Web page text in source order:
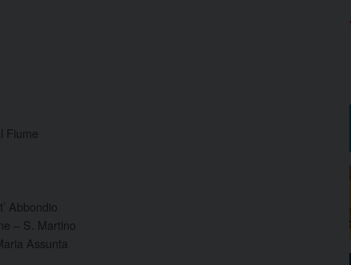
Fiume
Abbondio
– S. Martino
Assunta